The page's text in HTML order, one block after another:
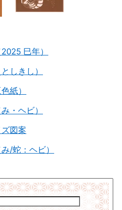
巳年）
しきし）
紙）
・ヘビ）
図案
/蛇：ヘビ）